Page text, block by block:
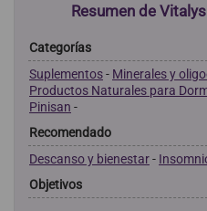
Resumen de
Categorías
Suplementos- Minerales y
Productos Naturales para
Pinisan -
Recomendado
Descanso y bienestar-
Objetivos